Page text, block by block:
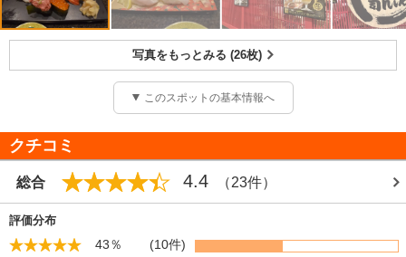
写真をもっとみる (26枚)
このスポットの基本情報へ
クチコミ
総合 4.4 （23件）
評価分布
43％
(10件)